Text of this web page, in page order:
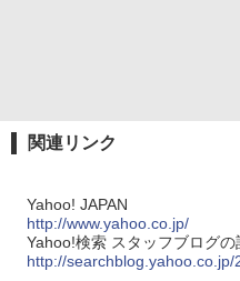
関連リンク
Yahoo! JAPAN
http://www.yahoo.co.jp/
Yahoo!検索 スタッフブログの
http://